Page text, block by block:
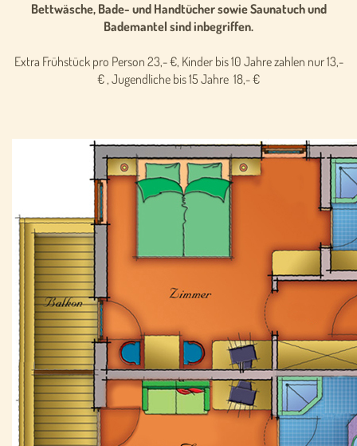
Bettwäsche, Bade- und Handtücher sowie Saunatuch und
Bademantel sind inbegriffen.
Extra Frühstück pro Person 23,- €, Kinder bis 10 Jahre zahlen nur 13,-
€ , Jugendliche bis 15 Jahre 18,- €